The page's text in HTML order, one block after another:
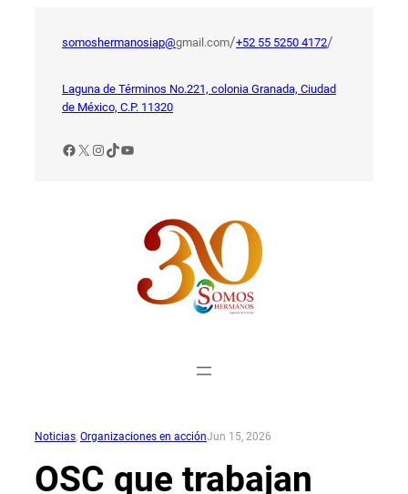
somoshermanosiap@gmail.com/+52 55 5250 4172/
Laguna de Términos No.221, colonia Granada, Ciudad
de México, C.P. 11320
Facebook
X Instagram
TikTok
YouTube
Noticias, Organizaciones en acciónJun 15, 2026
OSC que trabajan